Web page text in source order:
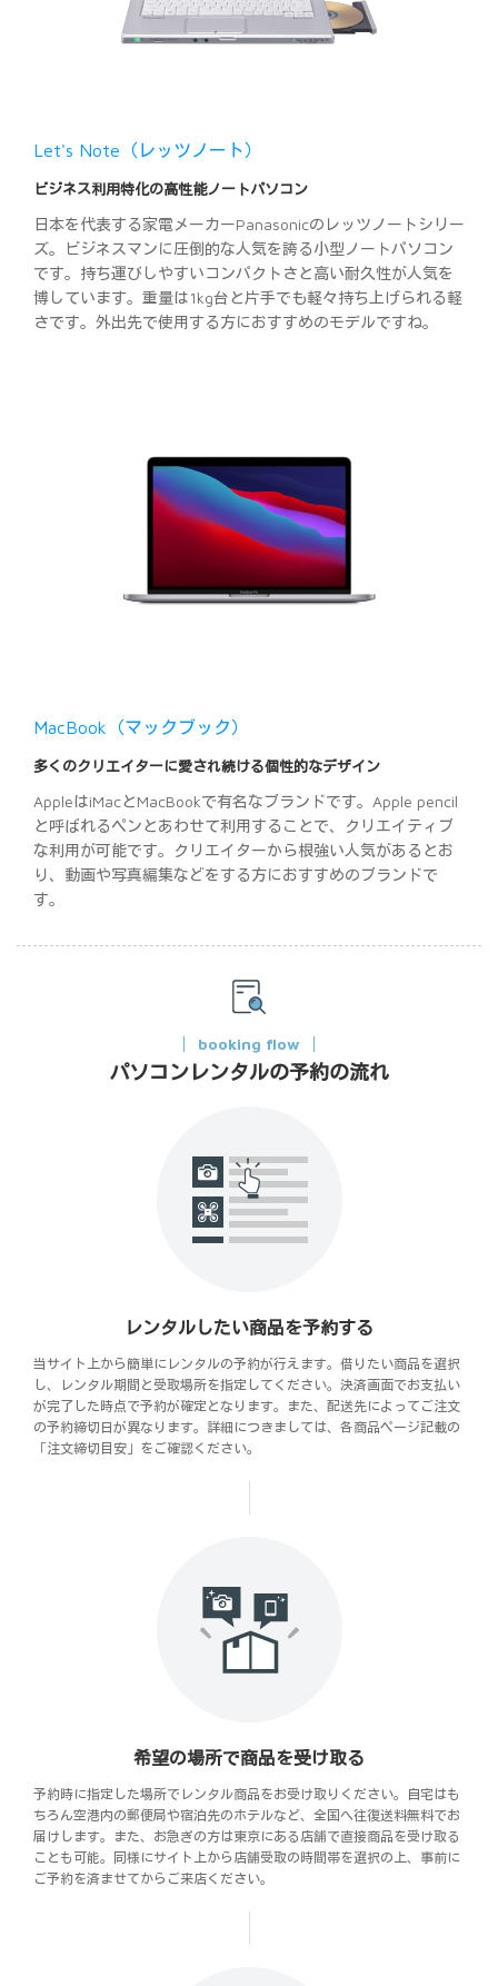
Let's Note（レッツノート）
ビジネス利用特化の高性能ノートパソコン
日本を代表する家電メーカーPanasonicのレッツノートシリー
ズ。ビジネスマンに圧倒的な人気を誇る小型ノートパソコン
です。持ち運びしやすいコンパクトさと高い耐久性が人気を
博しています。重量は1kg台と片手でも軽々持ち上げられる軽
さです。外出先で使用する方におすすめのモデルですね。
MacBook（マックブック）
多くのクリエイターに愛され続ける個性的なデザイン
AppleはiMacとMacBookで有名なブランドです。Apple pencil
と呼ばれるペンとあわせて利用することで、クリエイティブ
な利用が可能です。クリエイターから根強い人気があるとお
り、動画や写真編集などをする方におすすめのブランドで
す。
booking flow
パソコンレンタルの予約の流れ
レンタルしたい商品を予約する
当サイト上から簡単にレンタルの予約が行えます。借りたい商品を選択
し、レンタル期間と受取場所を指定してください。決済画面でお支払い
が完了した時点で予約が確定となります。また、配送先によってご注文
の予約締切日が異なります。詳細につきましては、各商品ページ記載の
「注文締切目安」をご確認ください。
希望の場所で商品を受け取る
予約時に指定した場所でレンタル商品をお受け取りください。自宅はも
ちろん空港内の郵便局や宿泊先のホテルなど、全国へ往復送料無料でお
届けします。また、お急ぎの方は東京にある店舗で直接商品を受け取る
ことも可能。同様にサイト上から店舗受取の時間帯を選択の上、事前に
ご予約を済ませてからご来店ください。